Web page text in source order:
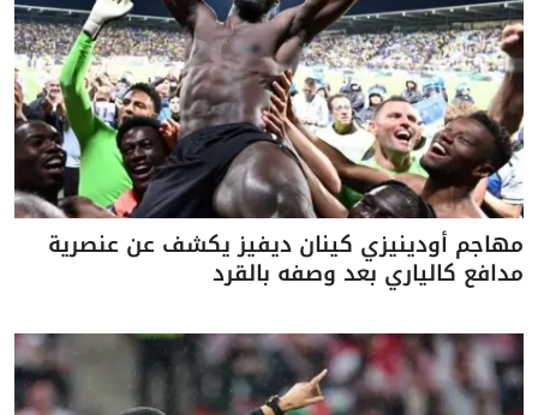
مهاجم أودينيزي كينان ديفيز يكشف عن عنصرية
مدافع كالياري بعد وصفه بالقرد